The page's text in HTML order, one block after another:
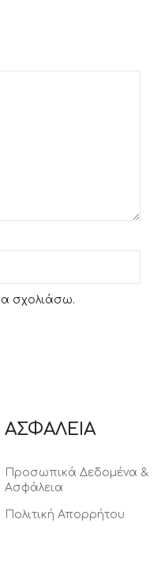
σχολιάσω.
ΑΣΦΑΛΕΙΑ
Προσωπικά Δεδομένα &
Ασφάλεια
Πολιτική Απορρήτου